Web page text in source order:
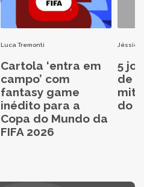
Luca Tremonti
Cartola ‘entra em
campo’ com
fantasy game
inédito para a
Copa do Mundo da
FIFA 2026
Jéssica
5
de
do